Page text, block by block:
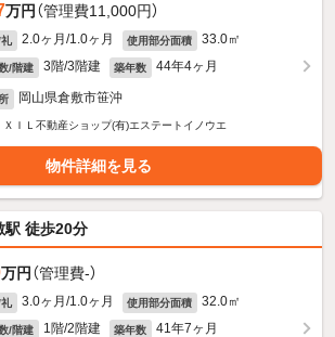
万円 （管理費11,000円）
2.0ヶ月/1.0ヶ月 使用部分面積 33.0㎡
/階建 3階/3階建 築年数 44年4ヶ月
岡山県倉敷市笹沖
ＸＩＬ不動産ショップ(有)エステートイノウエ
物件詳細を見る
駅 徒歩20分
万円 （管理費-）
3.0ヶ月/1.0ヶ月 使用部分面積 32.0㎡
/階建 1階/2階建 築年数 41年7ヶ月